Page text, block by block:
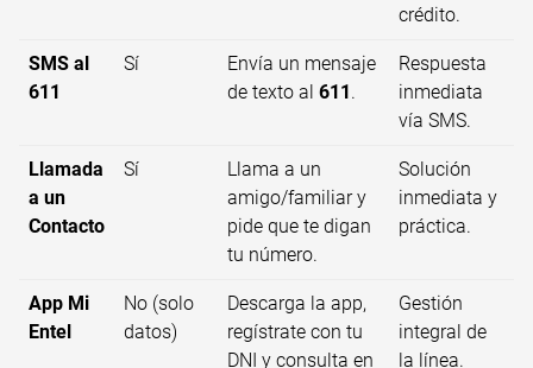
crédito.
SMS al
611
Sí
Envía un mensaje
de texto al 611.
Respuesta
inmediata
vía SMS.
Llamada
a un
Contacto
Sí
Llama a un
amigo/familiar y
pide que te digan
tu número.
Solución
inmediata y
práctica.
App Mi
Entel
No (solo
datos)
Descarga la app,
regístrate con tu
DNI y consulta en
Gestión
integral de
la línea.